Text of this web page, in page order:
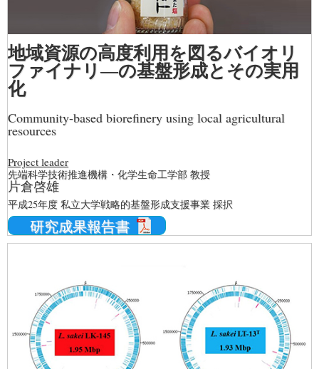
地域資源の高度利用を図るバイオリ
ファイナリ―の基盤形成とその実用
化
Community-based biorefinery using local agricultural
resources
Project leader
先端科学技術推進機構・化学生命工学部 教授
片倉啓雄
平成25年度 私立大学戦略的基盤形成支援事業 採択
研究成果報告書